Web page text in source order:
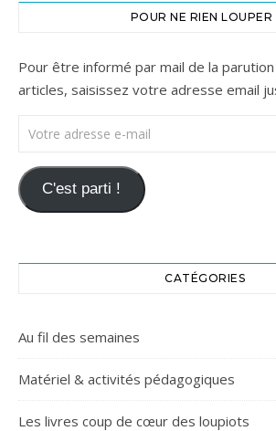
POUR NE RIEN LOUPER
Pour être informé par mail de la
articles, saisissez votre adresse email
Votre adresse e-mail
C'est parti !
CATÉGORIES
Au fil des semaines
Matériel & activités pédagogiques
Les livres coup de cœur des loupiots